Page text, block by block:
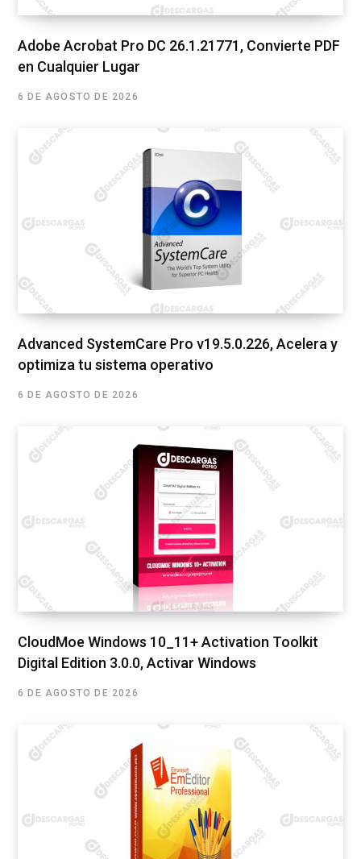
Adobe Acrobat Pro DC 26.1.21771, Convierte PDF
en Cualquier Lugar
6 DE AGOSTO DE 2026
Advanced SystemCare Pro v19.5.0.226, Acelera y
optimiza tu sistema operativo
6 DE AGOSTO DE 2026
CloudMoe Windows 10_11+ Activation Toolkit
Digital Edition 3.0.0, Activar Windows
6 DE AGOSTO DE 2026